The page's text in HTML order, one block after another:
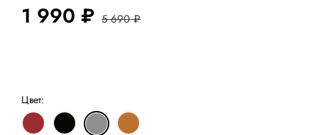
1 990 ₽ 5 690 ₽
Цвет: